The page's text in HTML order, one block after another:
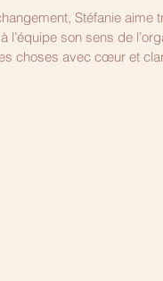
Stéfanie aime
l’équipe son sens de
choses avec cœur et